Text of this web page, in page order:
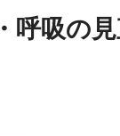
呼吸の見